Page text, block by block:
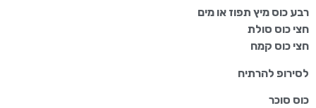
רבע כוס מיץ תפוז או מים
חצי כוס סולת
חצי כוס קמח
לסירופ להרתיח
כוס סוכר